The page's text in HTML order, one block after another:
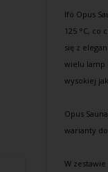
Ifö Opus
125 °C, co
się z
wielu lamp
wysokiej
Opus
warianty do
W